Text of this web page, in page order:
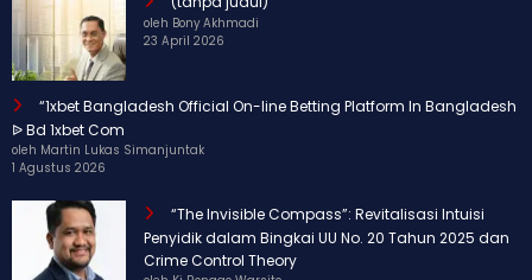
(tanpa judul)
oleh Bony Akhmadi
23 April 2026
“1xbet Bangladesh Official On-line Betting Platform In Bangladesh
ᐉ Bd 1xbet Com
oleh Martin Lukas Simanjuntak
1 Agustus 2026
“The Invisible Compass”: Revitalisasi Intuisi
Penyidik dalam Bingkai UU No. 20 Tahun 2025 dan
Crime Control Theory